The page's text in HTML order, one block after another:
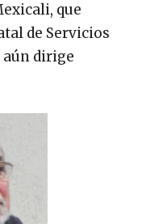
que
de Servicios
aún dirige